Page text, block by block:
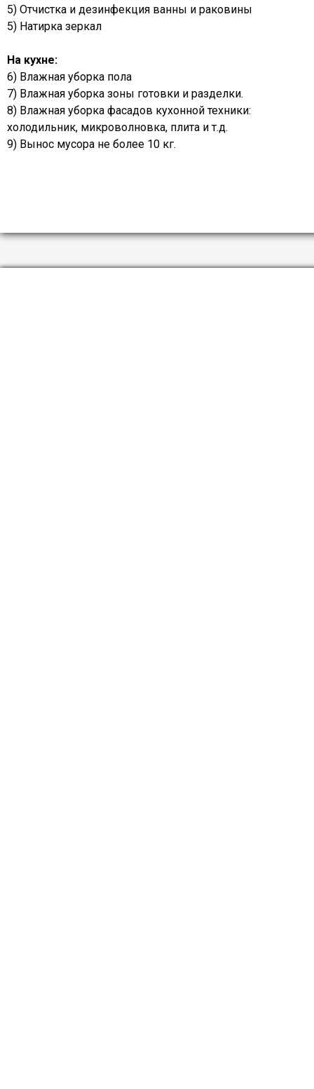
5) Отчистка и дезинфекция ванны и раковины
5) Натирка зеркал
На кухне:
6) Влажная уборка пола
7) Влажная уборка зоны готовки и разделки.
8) Влажная уборка фасадов кухонной техники:
холодильник, микроволновка, плита и т.д.
9) Вынос мусора не более 10 кг.